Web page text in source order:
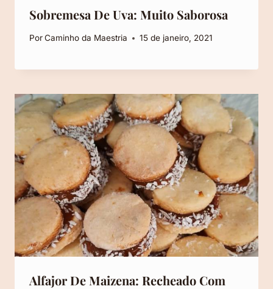
Sobremesa De Uva: Muito Saborosa
PorCaminho da Maestria 15 de janeiro, 2021
Alfajor De Maizena: Recheado Com